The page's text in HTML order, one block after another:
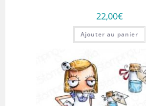
22,00€
Ajouter au panier